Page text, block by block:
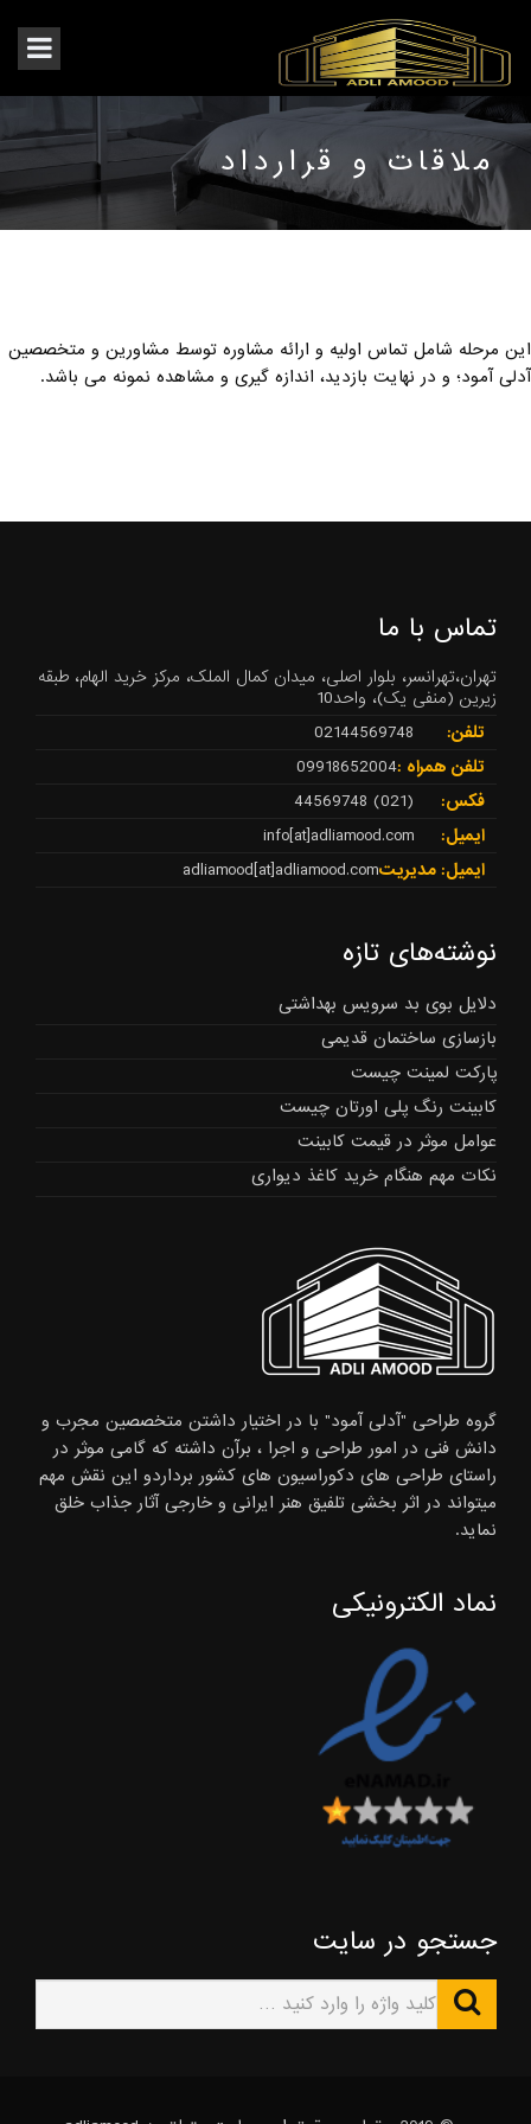
ملاقات و قرارداد
این مرحله شامل تماس اولیه و ارائه مشاوره توسط مشاورین و متخصصین
آدلی آمود؛ و در نهایت بازدید، اندازه گیری و مشاهده نمونه می باشد.
تماس با ما
تهران،تهرانسر، بلوار اصلی، میدان کمال الملک، مرکز خرید الهام، طبقه
زیرین (منفی یک)، واحد10
تلفن:
02144569748
تلفن همراه :09918652004
فکس:
(021) 44569748
ایمیل:
info[at]adliamood.com
ایمیل: مدیریتadliamood[at]adliamood.com
نوشته‌های تازه
دلایل بوی بد سرویس بهداشتی
بازسازی ساختمان قدیمی
پارکت لمینت چیست
کابینت رنگ پلی اورتان چیست
عوامل موثر در قیمت کابینت
نکات مهم هنگام خرید کاغذ دیواری
گروه طراحی "آدلی آمود" با در اختیار داشتن متخصصین مجرب و
دانش فنی در امور طراحی و اجرا ، برآن داشته که گامی موثر در
راستای طراحی های دکوراسیون های کشور برداردو این نقش مهم
میتواند در اثر بخشی تلفیق هنر ایرانی و خارجی آثار جذاب خلق
نماید.
نماد الکترونیکی
جستجو در سایت